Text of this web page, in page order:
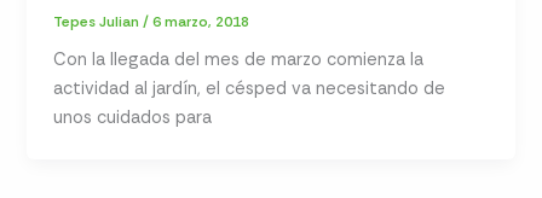
Tepes Julian/6 marzo, 2018
Con la llegada del mes de marzo comienza la
actividad al jardín, el césped va necesitando de
unos cuidados para